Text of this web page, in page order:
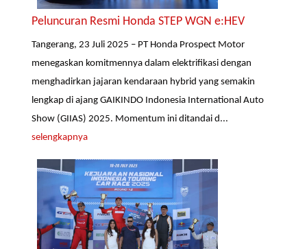
Peluncuran Resmi Honda STEP WGN e:HEV
Tangerang, 23 Juli 2025 – PT Honda Prospect Motor
menegaskan komitmennya dalam elektrifikasi dengan
menghadirkan jajaran kendaraan hybrid yang semakin
lengkap di ajang GAIKINDO Indonesia International Auto
Show (GIIAS) 2025. Momentum ini ditandai d...
selengkapnya